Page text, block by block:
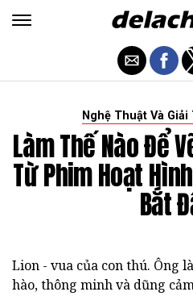
Nghệ Thuật Và Giải
Làm Thế Nào Để
Từ Phim Hoạt
Bắt
Lion - vua của con thú. Ông
hào, thông minh và dũng